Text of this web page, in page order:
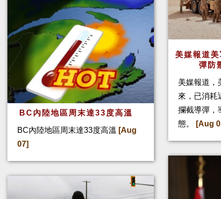
BC內陸地區周末達33度高溫
BC內陸地區周末達33度高溫 [Aug
07]
美媒報道
彈防
美媒報道，
來，已消耗
攔截導彈，
態。
[Aug